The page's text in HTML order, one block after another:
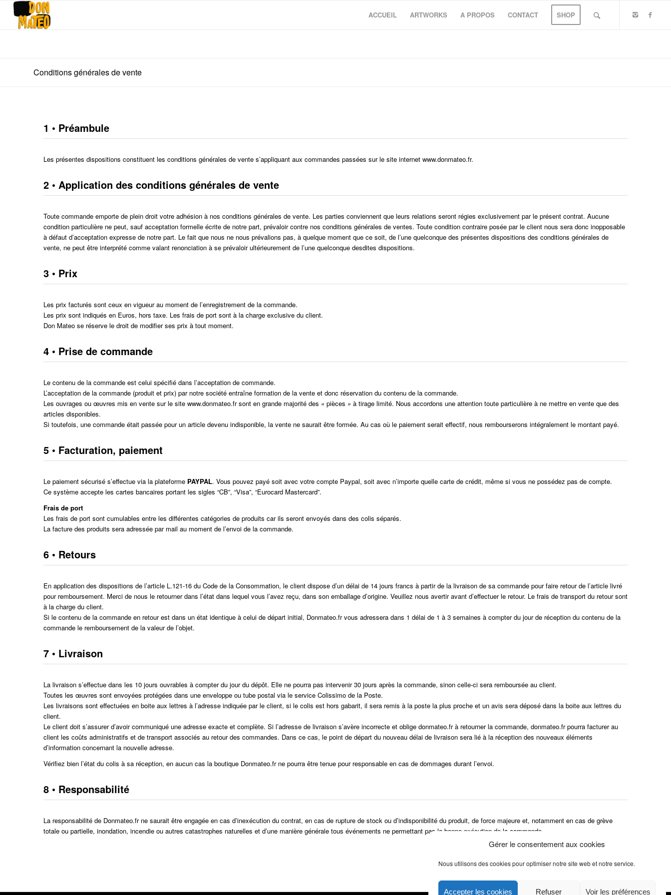
Gérer le consentement aux cookies
Nous utilisons des cookies pour optimiser notre site web et notre service.
Accepter les cookies Refuser Voir les préférences
ACCUEIL ARTWORKS A PROPOS CONTACT SHOP
Conditions générales de vente
1 • Préambule
Les présentes dispositions constituent les conditions générales de vente s’appliquant aux commandes passées sur le site internet www.donmateo.fr.
2 • Application des conditions générales de vente
Toute commande emporte de plein droit votre adhésion à nos conditions générales de vente. Les parties conviennent que leurs relations seront régies exclusivement par le présent contrat. Aucune
condition particulière ne peut, sauf acceptation formelle écrite de notre part, prévaloir contre nos conditions générales de ventes. Toute condition contraire posée par le client nous sera donc inopposable
à défaut d’acceptation expresse de notre part. Le fait que nous ne nous prévalions pas, à quelque moment que ce soit, de l’une quelconque des présentes dispositions des conditions générales de
vente, ne peut être interprété comme valant renonciation à se prévaloir ultérieurement de l’une quelconque desdites dispositions.
3 • Prix
Les prix facturés sont ceux en vigueur au moment de l’enregistrement de la commande.
Les prix sont indiqués en Euros, hors taxe. Les frais de port sont à la charge exclusive du client.
Don Mateo se réserve le droit de modifier ses prix à tout moment.
4 • Prise de commande
Le contenu de la commande est celui spécifié dans l’acceptation de commande.
L’acceptation de la commande (produit et prix) par notre société entraîne formation de la vente et donc réservation du contenu de la commande.
Les ouvrages ou œuvres mis en vente sur le site www.donmateo.fr sont en grande majorité des « pièces » à tirage limité. Nous accordons une attention toute particulière à ne mettre en vente que des
articles disponibles.
Si toutefois, une commande était passée pour un article devenu indisponible, la vente ne saurait être formée. Au cas où le paiement serait effectif, nous rembourserons intégralement le montant payé.
5 • Facturation, paiement
Le paiement sécurisé s’effectue via la plateforme PAYPAL. Vous pouvez payé soit avec votre compte Paypal, soit avec n’importe quelle carte de crédit, même si vous ne possédez pas de compte.
Ce système accepte les cartes bancaires portant les sigles “CB”, “Visa”, “Eurocard Mastercard”.
Frais de port
Les frais de port sont cumulables entre les différentes catégories de produits car ils seront envoyés dans des colis séparés.
La facture des produits sera adressée par mail au moment de l’envoi de la commande.
6 • Retours
En application des dispositions de l’article L.121-16 du Code de la Consommation, le client dispose d’un délai de 14 jours francs à partir de la livraison de sa commande pour faire retour de l’article livré
pour remboursement. Merci de nous le retourner dans l’état dans lequel vous l’avez reçu, dans son emballage d’origine. Veuillez nous avertir avant d’effectuer le retour. Le frais de transport du retour sont
à la charge du client.
Si le contenu de la commande en retour est dans un état identique à celui de départ initial, Donmateo.fr vous adressera dans 1 délai de 1 à 3 semaines à compter du jour de réception du contenu de la
commande le remboursement de la valeur de l’objet.
7 • Livraison
La livraison s’effectue dans les 10 jours ouvrables à compter du jour du dépôt. Elle ne pourra pas intervenir 30 jours après la commande, sinon celle-ci sera remboursée au client.
Toutes les œuvres sont envoyées protégées dans une enveloppe ou tube postal via le service Colissimo de la Poste.
Les livraisons sont effectuées en boite aux lettres à l’adresse indiquée par le client, si le colis est hors gabarit, il sera remis à la poste la plus proche et un avis sera déposé dans la boite aux lettres du
client.
Le client doit s’assurer d’avoir communiqué une adresse exacte et complète. Si l’adresse de livraison s’avère incorrecte et oblige donmateo.fr à retourner la commande, donmateo.fr pourra facturer au
client les coûts administratifs et de transport associés au retour des commandes. Dans ce cas, le point de départ du nouveau délai de livraison sera lié à la réception des nouveaux éléments
d’information concernant la nouvelle adresse.
Vérifiez bien l’état du colis à sa réception, en aucun cas la boutique Donmateo.fr ne pourra être tenue pour responsable en cas de dommages durant l’envoi.
8 • Responsabilité
La responsabilité de Donmateo.fr ne saurait être engagée en cas d’inexécution du contrat, en cas de rupture de stock ou d’indisponibilité du produit, de force majeure et, notamment en cas de grève
totale ou partielle, inondation, incendie ou autres catastrophes naturelles et d’une manière générale tous événements ne permettant pas la bonne exécution de la commande.